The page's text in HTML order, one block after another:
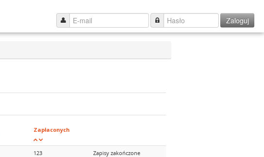
Zaloguj
Zapłaconych
123 Zapisy zakończone